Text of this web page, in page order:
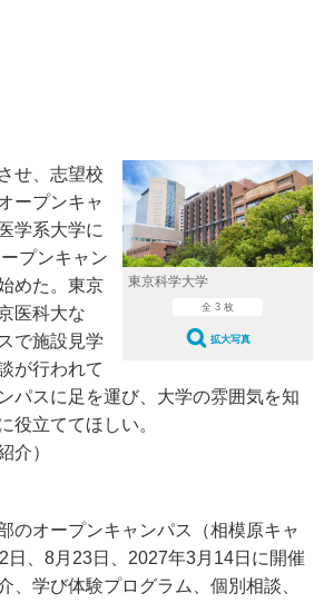
東京科学大学
全 3 枚
拡大写真
せ、志望校
ープンキャ
学系大学に
プンキャン
めた。東京
医科大な
で施設見学
が行われて
パスに足を運び、大学の雰囲気を知
役立ててほしい。
介）
のオープンキャンパス（相模原キャ
日、8月23日、2027年3月14日に開催
、学び体験プログラム、個別相談、